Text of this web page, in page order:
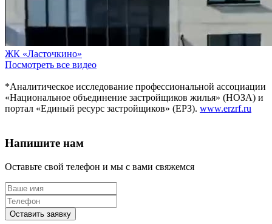
ЖК «Ласточкино»
Посмотреть все видео
*Аналитическое исследование профессиональной ассоциации
«Национальное объединение застройщиков жилья» (НОЗА) и
портал «Единый ресурс застройщиков» (ЕРЗ). www.erzrf.ru
Напишите нам
Оставьте свой телефон и мы с вами свяжемся
Оставить заявку